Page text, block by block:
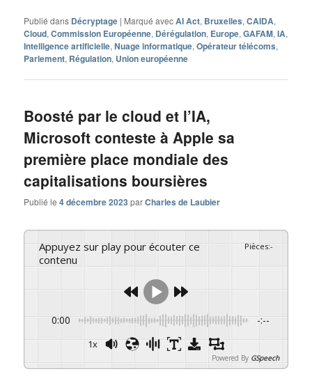
Publié dans Décryptage | Marqué avecAI Act, Bruxelles,CAIDA,
Cloud,Commission Européenne, Dérégulation, Europe,GAFAM,IA,
Intelligence artificielle,Nuage informatique,Opérateur télécoms,
Parlement, Régulation, Union européenne
Boosté par le cloud et l’IA,
Microsoft conteste à Apple sa
première place mondiale des
capitalisations boursières
Publié le4 décembre 2023 parCharles de Laubier
Appuyez sur play pour écouter ce
contenu
Pièces:-
0:00 -:--
1x
Powered By GSpeech